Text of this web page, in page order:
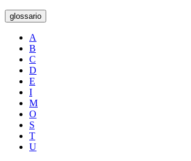
glossario
A
B
C
D
E
I
M
O
S
T
U